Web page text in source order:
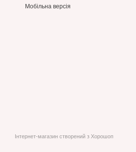
Мобільна версія
Інтернет-магазин створений з Хорошоп